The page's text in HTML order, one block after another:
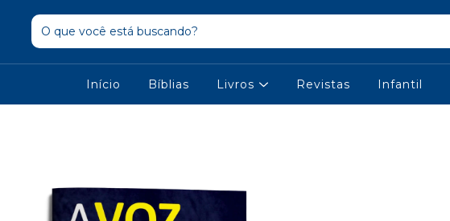
Início Bíblias Livros Revistas Infantil